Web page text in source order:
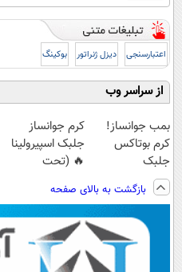
اعتبارسنجی دیزل ژنراتور بوکینگ
از سراسر وب
بمب جوانساز!
کرم بوتاکس
جلبک
اسپیرولینا50%تخفیف
کرم جوانساز
جلبک اسپیرولینا
🔥 (تحت
بازگشت به بالای صفحه